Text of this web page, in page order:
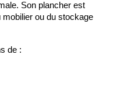
Son plancher est
mobilier ou du stockage
de :